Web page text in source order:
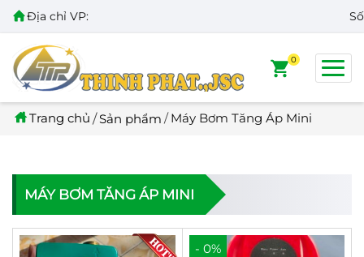
Địa chỉ VP: Số
0
Trang chủ Sản phẩm Máy Bơm Tăng Áp Mini
MÁY BƠM TĂNG ÁP MINI
- 0%